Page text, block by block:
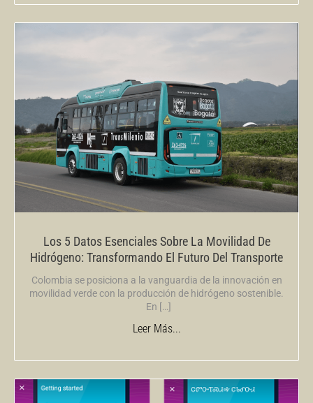
Los 5 Datos Esenciales Sobre La Movilidad De
Hidrógeno: Transformando El Futuro Del Transporte
Colombia se posiciona a la vanguardia de la innovación en
movilidad verde con la producción de hidrógeno sostenible.
En […]
Leer Más...